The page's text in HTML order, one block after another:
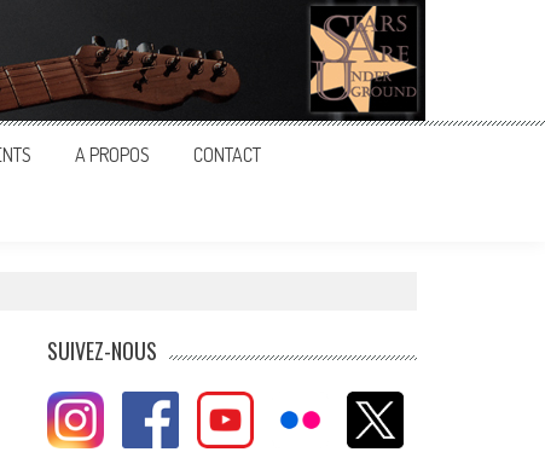
A PROPOS CONTACT
SUIVEZ-NOUS